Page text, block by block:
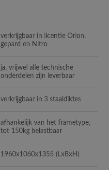
verkrijgbaar in licentie Orion,
gepard en Nitro
ja, vrijwel alle technische
onderdelen zijn leverbaar
verkrijgbaar in 3 staaldiktes
afhankelijk van het frametype,
tot 150kg belastbaar
1960x1060x1355 (LxBxH)